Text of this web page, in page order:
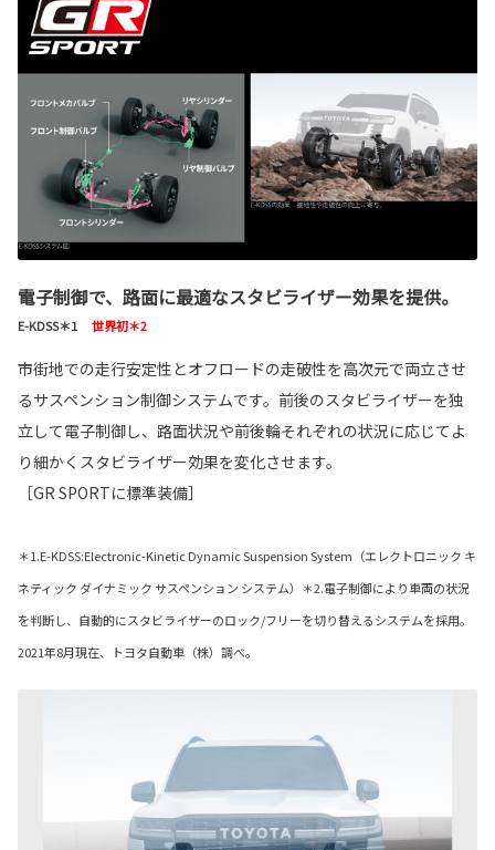
電子制御で、路面に最適なスタビライザー効果を提供。
E-KDSS＊1 世界初＊2
市街地での走行安定性とオフロードの走破性を高次元で両立させ
るサスペンション制御システムです。前後のスタビライザーを独
立して電子制御し、路面状況や前後輪それぞれの状況に応じてよ
り細かくスタビライザー効果を変化させます。
［GR SPORTに標準装備］
＊1.E-KDSS:Electronic-Kinetic Dynamic Suspension System（エレクトロニック キ
ネティック ダイナミック サスペンション システム）＊2.電子制御により車両の状況
を判断し、自動的にスタビライザーのロック/フリーを切り替えるシステムを採用。
2021年8月現在、トヨタ自動車（株）調べ。